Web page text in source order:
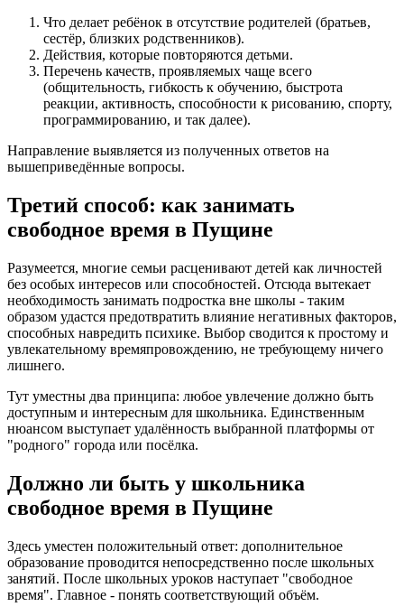
Что делает ребёнок в отсутствие родителей (братьев,
сестёр, близких родственников).
Действия, которые повторяются детьми.
Перечень качеств, проявляемых чаще всего
(общительность, гибкость к обучению, быстрота
реакции, активность, способности к рисованию, спорту,
программированию, и так далее).
Направление выявляется из полученных ответов на
вышеприведённые вопросы.
Третий способ: как занимать
свободное время в Пущине
Разумеется, многие семьи расценивают детей как личностей
без особых интересов или способностей. Отсюда вытекает
необходимость занимать подростка вне школы - таким
образом удастся предотвратить влияние негативных факторов,
способных навредить психике. Выбор сводится к простому и
увлекательному времяпровождению, не требующему ничего
лишнего.
Тут уместны два принципа: любое увлечение должно быть
доступным и интересным для школьника. Единственным
нюансом выступает удалённость выбранной платформы от
"родного" города или посёлка.
Должно ли быть у школьника
свободное время в Пущине
Здесь уместен положительный ответ: дополнительное
образование проводится непосредственно после школьных
занятий. После школьных уроков наступает "свободное
время". Главное - понять соответствующий объём.